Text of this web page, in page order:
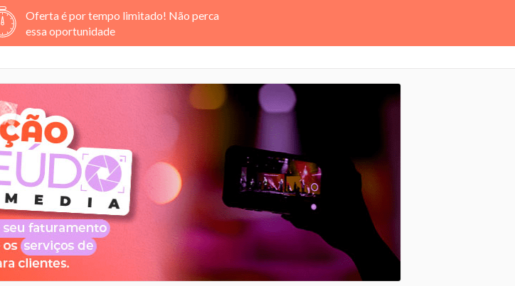
Oferta é por tempo limitado! Não perca
essa oportunidade